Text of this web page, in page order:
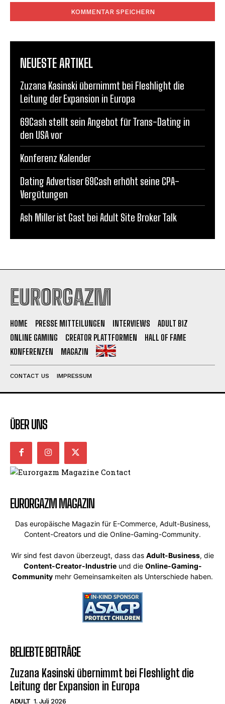
NEUESTE ARTIKEL
Zuzana Kasinski übernimmt bei Fleshlight die
Leitung der Expansion in Europa
69Cash stellt sein Angebot für Trans-Dating in
den USA vor
Konferenz Kalender
Dating Advertiser 69Cash erhöht seine CPA-
Vergütungen
Ash Miller ist Gast bei Adult Site Broker Talk
EURORGAZM
HOME PRESSE MITTEILUNGEN INTERVIEWS
ADULT BIZ
ONLINE GAMING
CREATOR PLATTFORMEN
HALL OF FAME
KONFERENZEN
MAGAZIN
CONTACT US IMPRESSUM
ÜBER UNS
EURORGAZM MAGAZIN
Das europäische Magazin für E-Commerce, Adult-Business,
Content-Creators und die Online-Gaming-Community.
Wir sind fest davon überzeugt, dass das Adult-Business, die
Content-Creator-Industrieund die Online-Gaming-
Community mehr Gemeinsamkeiten als Unterschiede haben.
BELIEBTE BEITRÄGE
Zuzana Kasinski übernimmt bei Fleshlight die
Leitung der Expansion in Europa
ADULT 1. Juli 2026